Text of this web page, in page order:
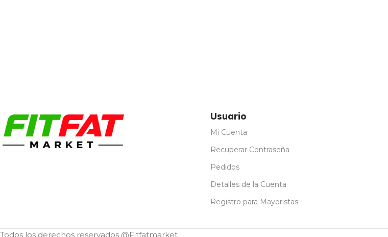
Usuario
Mi Cuenta
Recuperar Contraseña
Pedidos
Detalles de la Cuenta
Registro para Mayoristas
Todos los derechos reservados @Fitfatmarket